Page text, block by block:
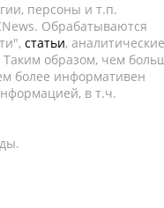
персоны и т.п.
Обрабатываются
статьи, аналитические
образом, чем
более информативен
в т.ч.